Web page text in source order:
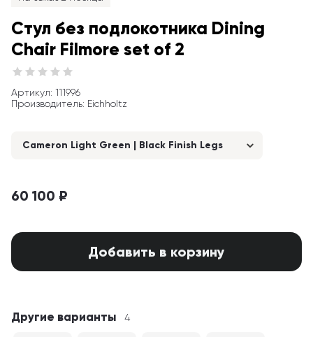
Стул без подлокотника Dining
Chair Filmore set of 2
Артикул: 111996
Производитель: Eichholtz
Cameron Light Green | Black Finish Legs
60 100 ₽
Добавить в корзину
Другие варианты 4